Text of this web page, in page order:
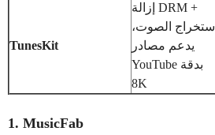
TunesKit
إزالة DRM +
استخراج الصوت،
يدعم مصادر
YouTube بدقة
8K
1. MusicFab